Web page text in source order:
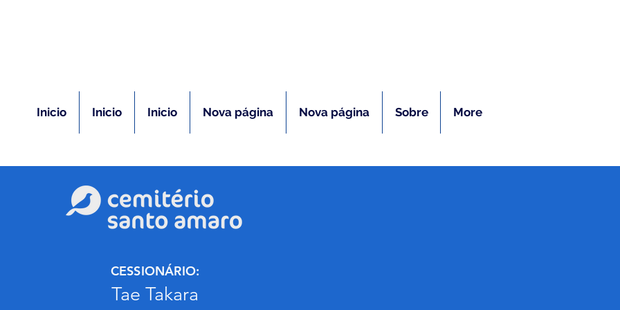
Inicio Inicio Inicio Nova página Nova página Sobre More
CESSIONÁRIO:
Tae Takara